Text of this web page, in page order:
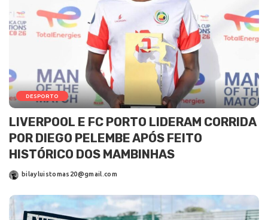
DESPORTO
LIVERPOOL E FC PORTO LIDERAM CORRIDA
POR DIEGO PELEMBE APÓS FEITO
HISTÓRICO DOS MAMBINHAS
bilayluistomas20@gmail.com